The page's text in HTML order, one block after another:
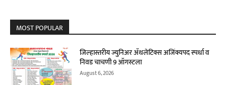
MOST POPULAR
जिल्हास्तरीय ज्युनिअर ॲथलेटिक्स अजिंक्यपद स्पर्धा व
निवड चाचणी 9 ऑगस्टला
August 6, 2026